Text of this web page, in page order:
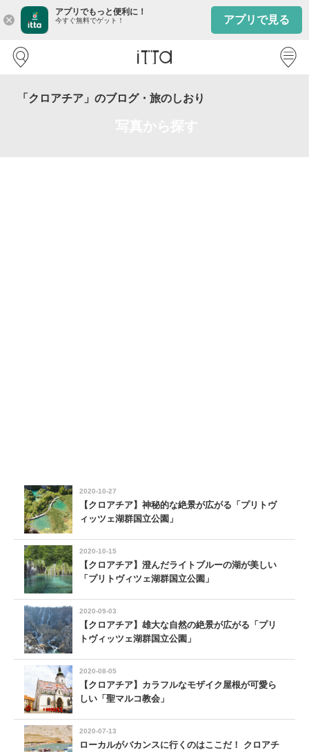
close
アプリでもっと便利に！
今すぐ無料でゲット！ アプリで見る
「クロアチア」のブログ・旅のしおり
2020-10-27
【クロアチア】神秘的な絶景が広がる「プリトヴ
ィッツェ湖群国立公園」
2020-10-15
【クロアチア】澄んだライトブルーの湖が美しい
「プリトヴィツェ湖群国立公園」
2020-09-03
【クロアチア】雄大な自然の絶景が広がる「プリ
トヴィッツェ湖群国立公園」
2020-08-05
【クロアチア】カラフルなモザイク屋根が可愛ら
しい「聖マルコ教会」
2020-07-13
ローカルがバカンスに行くのはここだ！ クロアチ